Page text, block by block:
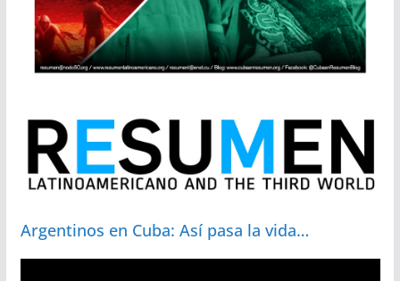
Argentinos en Cuba: Así pasa la vida…